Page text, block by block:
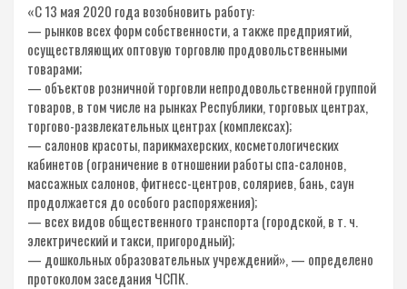
«С 13 мая 2020 года возобновить работу:
— рынков всех форм собственности, а также предприятий,
осуществляющих оптовую торговлю продовольственными
товарами;
— объектов розничной торговли непродовольственной группой
товаров, в том числе на рынках Республики, торговых центрах,
торгово-развлекательных центрах (комплексах);
— салонов красоты, парикмахерских, косметологических
кабинетов (ограничение в отношении работы спа-салонов,
массажных салонов, фитнесс-центров, соляриев, бань, саун
продолжается до особого распоряжения);
— всех видов общественного транспорта (городской, в т. ч.
электрический и такси, пригородный);
— дошкольных образовательных учреждений», — определено
протоколом заседания ЧСПК.